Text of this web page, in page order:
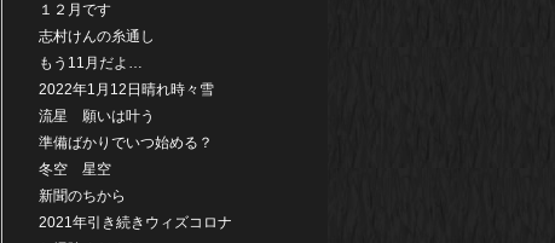
１２月です
志村けんの糸通し
もう11月だよ…
2022年1月12日晴れ時々雪
流星 願いは叶う
準備ばかりでいつ始める？
冬空 星空
新聞のちから
2021年引き続きウィズコロナ